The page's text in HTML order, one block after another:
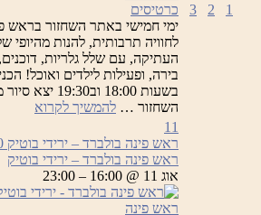
1
2
3
כרטיסים
ימי חמישי באתר השחזור בראש
לחוויה תרבותית, להנות מהיופי
העתיקה, עם שלל גלריות,
בירה, ופעילות לילדים ואוכל!
בשעות 18:00
השחזור … להמשיך לקרוא
–
ירידי
בוטיק
11
ראש פינה בולברד – ירידי בוטיק
ראש פינה בולברד – ירידי בוטיק
אוג 11 @ 16:00 – 23:00